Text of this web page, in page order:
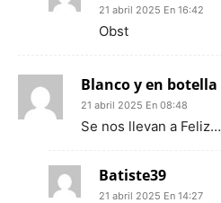
21 abril 2025 En 16:42
Obst
Blanco y en botella
21 abril 2025 En 08:48
Se nos llevan a Feliz…
Batiste39
21 abril 2025 En 14:27